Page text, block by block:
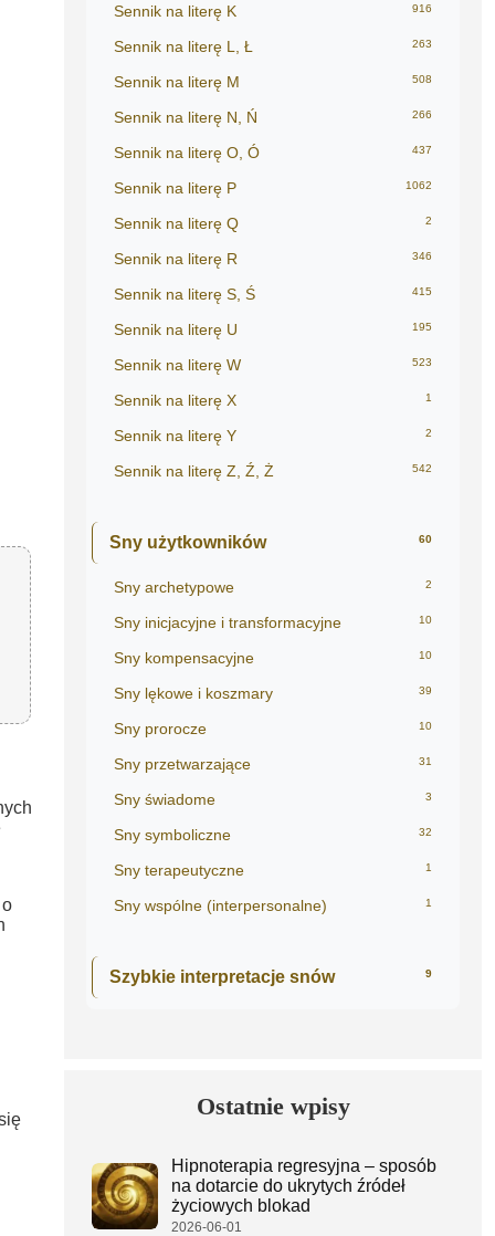
Sennik na literę K 916
Sennik na literę L, Ł 263
Sennik na literę M 508
Sennik na literę N, Ń 266
Sennik na literę O, Ó 437
Sennik na literę P 1062
Sennik na literę Q 2
Sennik na literę R 346
Sennik na literę S, Ś 415
Sennik na literę U 195
Sennik na literę W 523
Sennik na literę X 1
Sennik na literę Y 2
Sennik na literę Z, Ź, Ż 542
Sny użytkowników 60
Sny archetypowe 2
Sny inicjacyjne i transformacyjne 10
Sny kompensacyjne 10
Sny lękowe i koszmary 39
Sny prorocze 10
Sny przetwarzające 31
Sny świadome 3
Sny symboliczne 32
Sny terapeutyczne 1
Sny wspólne (interpersonalne) 1
Szybkie interpretacje snów 9
Ostatnie wpisy
Hipnoterapia regresyjna – sposób
na dotarcie do ukrytych źródeł
życiowych blokad
2026-06-01